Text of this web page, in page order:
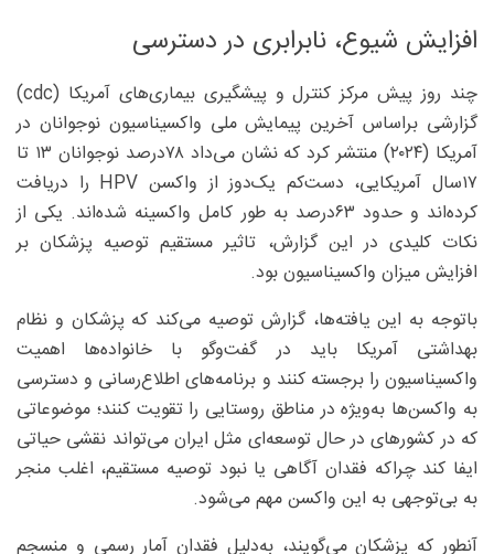
افزایش شیوع، نابرابری در دسترسی
چند روز پیش مرکز کنترل و پیشگیری بیماری‌های آمریکا (cdc)
گزارشی براساس آخرین پیمایش ملی واکسیناسیون نوجوانان در
آمریکا (۲۰۲۴) منتشر کرد که نشان می‌داد ۷۸‌درصد نوجوانان ۱۳ تا
۱۷سال آمریکایی، دست‌کم یک‌دوز از واکسن HPV را دریافت
کرده‌اند و حدود ۶۳‌درصد به ‌طور کامل واکسینه شده‌اند. یکی از
نکات کلیدی در این گزارش، تاثیر مستقیم توصیه پزشکان بر
افزایش میزان واکسیناسیون بود.
باتوجه به این یافته‌ها، گزارش توصیه می‌کند که پزشکان و نظام
بهداشتی آمریکا باید در گفت‌وگو با خانواده‌ها اهمیت
واکسیناسیون را برجسته کنند و برنامه‌های اطلاع‌رسانی و دسترسی
به واکسن‌ها به‌ویژه در مناطق روستایی را تقویت کنند؛ موضوعاتی
که در کشورهای در حال توسعه‌ای مثل ایران می‌تواند نقشی حیاتی
ایفا کند چراکه فقدان آگاهی یا نبود توصیه‌ مستقیم، اغلب منجر
به بی‌توجهی به این واکسن مهم می‌شود.
آنطور که پزشکان می‌گویند، به‌دلیل فقدان آمار رسمی و منسجم